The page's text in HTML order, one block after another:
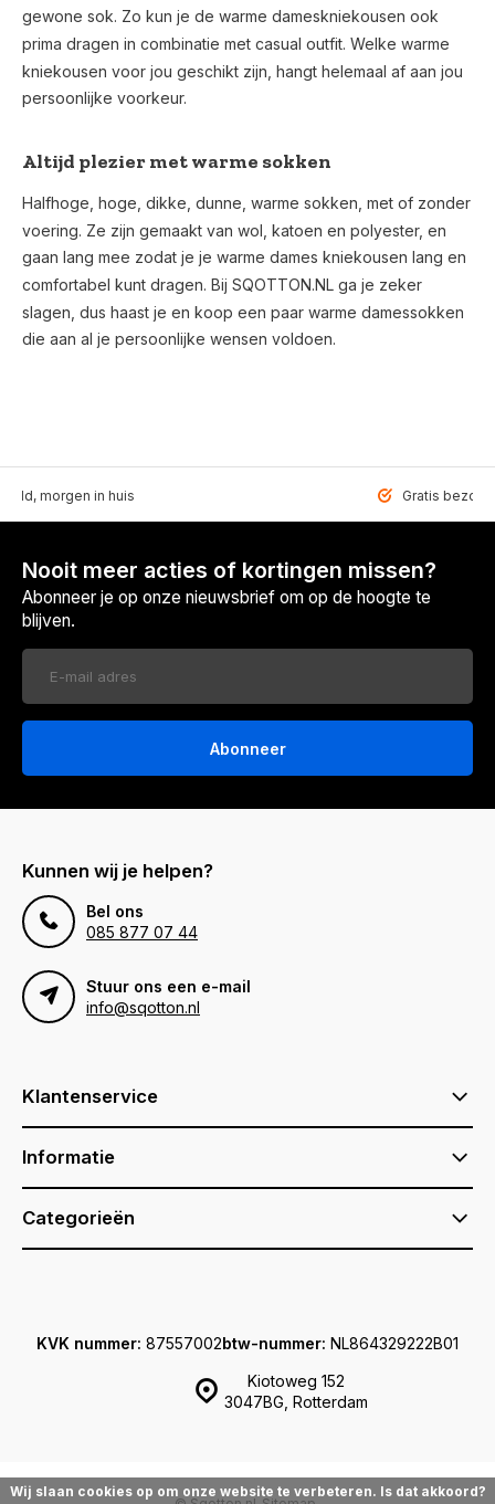
gewone sok. Zo kun je de warme dameskniekousen ook
prima dragen in combinatie met casual outfit. Welke warme
kniekousen voor jou geschikt zijn, hangt helemaal af aan jou
persoonlijke voorkeur.
Altijd plezier met warme sokken
Halfhoge, hoge, dikke, dunne, warme sokken, met of zonder
voering. Ze zijn gemaakt van wol, katoen en polyester, en
gaan lang mee zodat je je warme dames kniekousen lang en
comfortabel kunt dragen. Bij SQOTTON.NL ga je zeker
slagen, dus haast je en koop een paar warme damessokken
die aan al je persoonlijke wensen voldoen.
morgen in huis Gratis
Nooit meer acties of kortingen missen?
Abonneer je op onze nieuwsbrief om op de hoogte te
blijven.
Abonneer
Kunnen wij je helpen?
Bel ons
085 877 07 44
Stuur ons een e-mail
info@sqotton.nl
Klantenservice
Informatie
Categorieën
Kiotoweg 152
3047BG, Rotterdam
KVK nummer: 87557002btw-nummer: NL864329222B01
Wij slaan cookies op om onze website te verbeteren. Is dat akkoord?